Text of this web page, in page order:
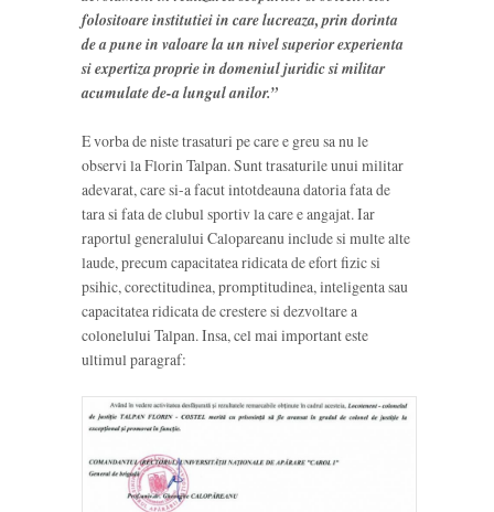
folositoare institutiei in care lucreaza, prin dorinta
de a pune in valoare la un nivel superior experienta
si expertiza proprie in domeniul juridic si militar
acumulate de-a lungul anilor.”
E vorba de niste trasaturi pe care e greu sa nu le
observi la Florin Talpan. Sunt trasaturile unui militar
adevarat, care si-a facut intotdeauna datoria fata de
tara si fata de clubul sportiv la care e angajat. Iar
raportul generalului Calopareanu include si multe alte
laude, precum capacitatea ridicata de efort fizic si
psihic, corectitudinea, promptitudinea, inteligenta sau
capacitatea ridicata de crestere si dezvoltare a
colonelului Talpan. Insa, cel mai important este
ultimul paragraf: